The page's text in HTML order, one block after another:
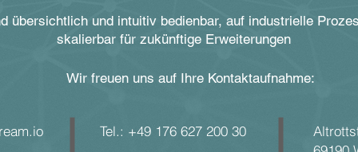
übersichtlich und intuitiv bedienbar, auf industrielle
skalierbar für zukünftige Erweiterungen
Wir freuen uns auf Ihre Kontaktaufnahme:
Tel.: +49 176 627 200 30